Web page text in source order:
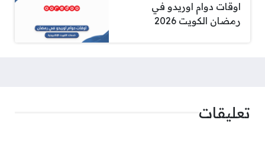
اوقات دوام اوريدو في
رمضان الكويت 2026
تعليقات